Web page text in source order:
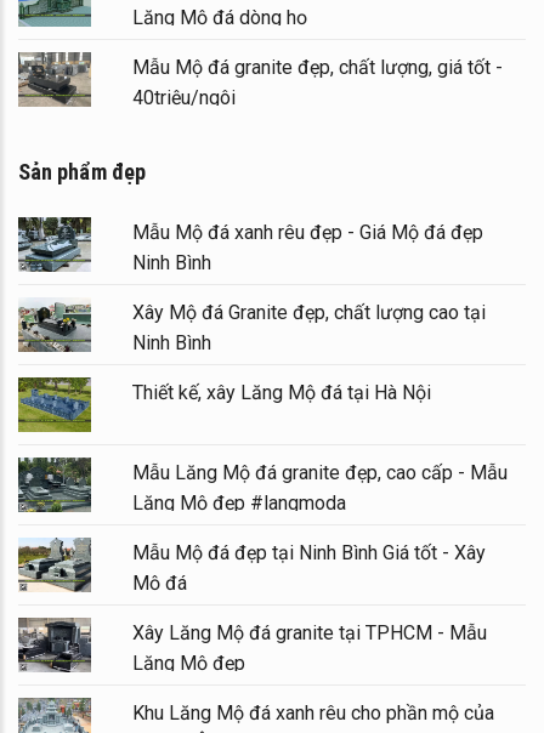
Lăng Mộ đá dòng họ
Mẫu Mộ đá granite đẹp, chất lượng, giá tốt -
40triệu/ngôi
Sản phẩm đẹp
Mẫu Mộ đá xanh rêu đẹp - Giá Mộ đá đẹp
Ninh Bình
Xây Mộ đá Granite đẹp, chất lượng cao tại
Ninh Bình
Thiết kế, xây Lăng Mộ đá tại Hà Nội
Mẫu Lăng Mộ đá granite đẹp, cao cấp - Mẫu
Lăng Mộ đẹp #langmoda
Mẫu Mộ đá đẹp tại Ninh Bình Giá tốt - Xây
Mộ đá
Xây Lăng Mộ đá granite tại TPHCM - Mẫu
Lăng Mộ đẹp
Khu Lăng Mộ đá xanh rêu cho phần mộ của